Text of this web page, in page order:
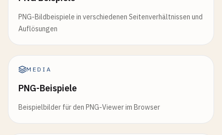
PNG-Bildbeispiele in verschiedenen Seitenverhältnissen und
Auflösungen
MEDIA
PNG-Beispiele
Beispielbilder für den PNG-Viewer im Browser